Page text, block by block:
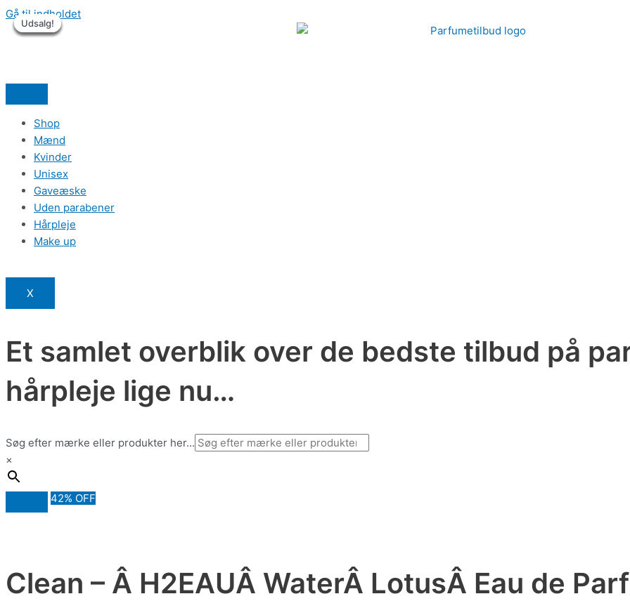
Gå til indholdet
Shop
Mænd
Kvinder
Unisex
Gaveæske
Uden parabener
Hårpleje
Make up
X
Et samlet overblik over de bedste tilbud på
hårpleje lige nu…
Søg efter mærke eller produkter her...
×
42% OFF
Clean – Â H2EAUÂ WaterÂ LotusÂ Eau de
Udsalg!
Udsalg!
Udsalg!
Udsalg!
Udsalg!
Udsalg!